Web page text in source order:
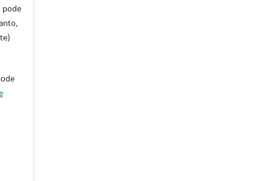
pode